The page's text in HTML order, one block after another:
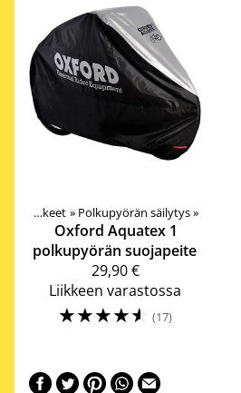
Tarvikkeet ‪» Polkupyörän säilytys‪»
Oxford Aquatex 1
polkupyörän suojapeite
29,90 €
Liikkeen varastossa
☆☆☆☆☆ (17)